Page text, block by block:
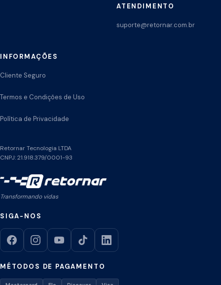
ATENDIMENTO
suporte@retornar.com.br
INFORMAÇÕES
Cliente Seguro
Termos e Condições de Uso
Política de Privacidade
Retornar Tecnologia LTDA
CNPJ: 21.918.379/0001-93
Transformando vidas
SIGA-NOS
MÉTODOS DE PAGAMENTO